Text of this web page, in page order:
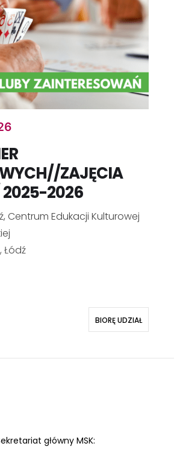
ZAJĘCIA
2025-2026
Centrum Edukacji Kulturowej
Łódź
BIORĘ UDZIAŁ
główny MSK: